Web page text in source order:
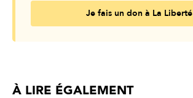
Je fais un don à La Liberté
À LIRE ÉGALEMENT